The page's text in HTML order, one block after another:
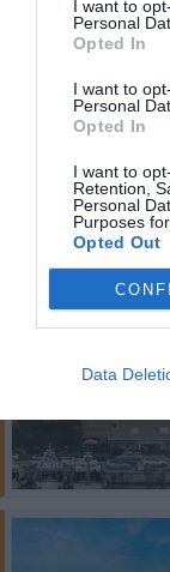
I want to
Personal
Opted In
I want to
Personal
Opted In
I want to
Retention,
Personal
Purposes
Opted Out
Data